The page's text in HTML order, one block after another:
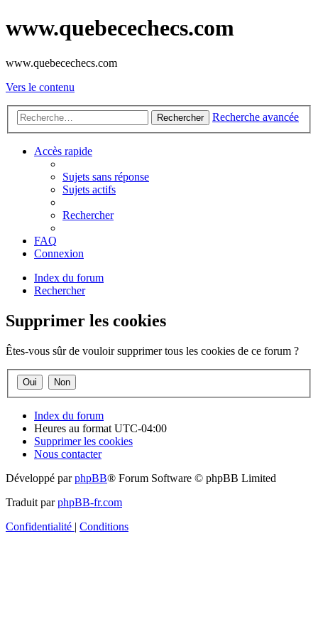
www.quebecechecs.com
www.quebecechecs.com
Vers le contenu
Rechercher Recherche avancée
Accès rapide
Sujets sans réponse
Sujets actifs
Rechercher
FAQ
Connexion
Index du forum
Rechercher
Supprimer les cookies
Êtes-vous sûr de vouloir supprimer tous les cookies de ce forum ?
Index du forum
Heures au format UTC-04:00
Supprimer les cookies
Nous contacter
Développé parphpBB® Forum Software © phpBB Limited
Traduit parphpBB-fr.com
Confidentialité | Conditions